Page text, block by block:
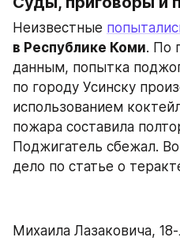
Неизвестные
в Республике Коми. По
данным, попытка
по городу Усинску
использованием
пожара составила
Поджигатель сбежал.
дело по статье о
Михаила Лазаковича,